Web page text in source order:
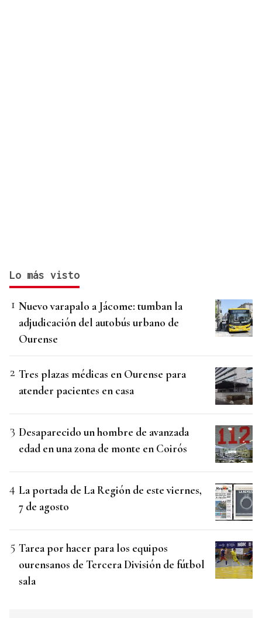
Lo más visto
Nuevo varapalo a Jácome: tumban la
adjudicación del autobús urbano de
Ourense
Tres plazas médicas en Ourense para
atender pacientes en casa
Desaparecido un hombre de avanzada
edad en una zona de monte en Coirós
La portada de La Región de este viernes,
7 de agosto
Tarea por hacer para los equipos
ourensanos de Tercera División de fútbol
sala